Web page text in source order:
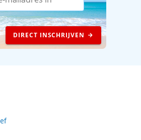
DIRECT INSCHRIJVEN